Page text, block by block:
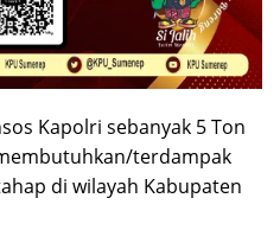
Kapolri sebanyak 5 Ton
terdampak
di wilayah Kabupaten